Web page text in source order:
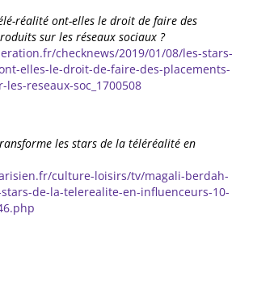
réalité ont-elles le droit de faire des
sur les réseaux sociaux ?
checknews/2019/01/08/les-stars-
elles-le-droit-de-faire-des-placements-
reseaux-soc_1700508
les stars de la téléréalité en
culture-loisirs/tv/magali-berdah-
de-la-telerealite-en-influenceurs-10-